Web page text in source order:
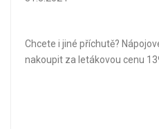
Chcete i jiné příchutě?
nakoupit za letákovou cenu